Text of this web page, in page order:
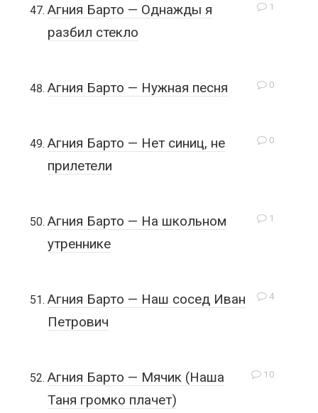
1
Агния Барто — Однажды я
разбил стекло
0
Агния Барто — Нужная песня
0
Агния Барто — Нет синиц, не
прилетели
1
Агния Барто — На школьном
утреннике
4
Агния Барто — Наш сосед Иван
Петрович
10
Агния Барто — Мячик (Наша
Таня громко плачет)